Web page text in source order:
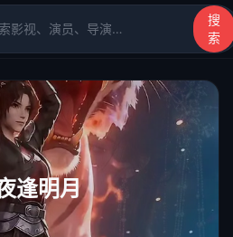
搜
索
漫、综艺、短剧高清在线观看
逢明月